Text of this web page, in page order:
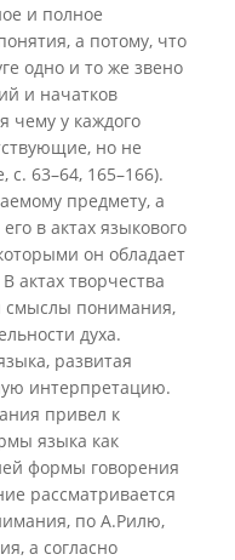
и полное
а потому, что
одно и то же звено
и начатков
чему у каждого
но не
63–64, 165–166).
предмету, а
в актах языкового
он обладает
актах творчества
смыслы понимания,
духа.
развитая
интерпретацию.
привел к
языка как
формы говорения
рассматривается
по А.Рилю,
а согласно